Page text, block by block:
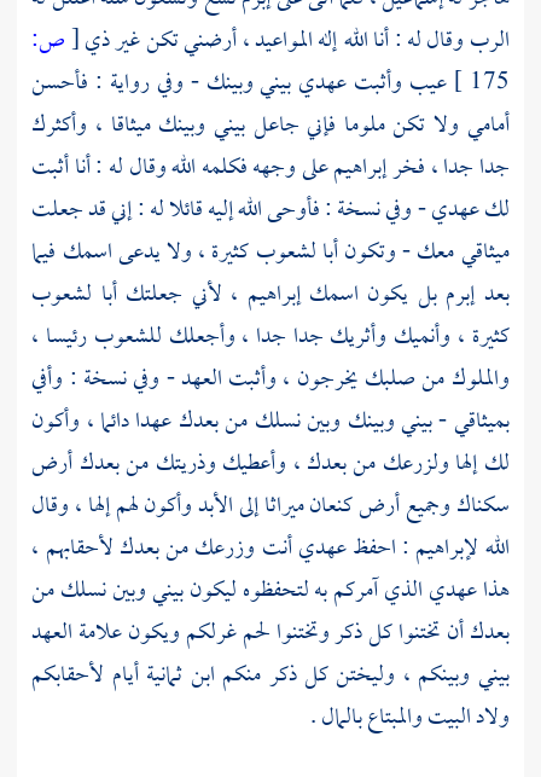
الرب وقال له : أنا الله إله المواعيد ، أرضني تكن غير ذي[ص:
175 ] عيب وأثبت عهدي بيني وبينك - وفي رواية : فأحسن
أمامي ولا تكن ملوما فإني جاعل بيني وبينك ميثاقا ، وأكثرك
جدا جدا ، فخرإبراهيمعلى وجهه فكلمه الله وقال له : أنا أثبت
لك عهدي - وفي نسخة : فأوحى الله إليه قائلا له : إني قد جعلت
ميثاقي معك - وتكون أبا لشعوب كثيرة ، ولا يدعى اسمك فيما
بعدإبرمبل يكون اسمكإبراهيم ، لأني جعلتك أبا لشعوب
كثيرة ، وأنميك وأثريك جدا جدا ، وأجعلك للشعوب رئيسا ،
والملوك من صلبك يخرجون ، وأثبت العهد - وفي نسخة : وأفي
بميثاقي - بيني وبينك وبين نسلك من بعدك عهدا دائما ، وأكون
لك إلها ولزرعك من بعدك ، وأعطيك وذريتك من بعدك أرض
سكناك وجميع أرض كنعان ميراثا إلى الأبد وأكون لهم إلها ، وقال
اللهلإبراهيم : احفظ عهدي أنت وزرعك من بعدك لأحقابهم ،
هذا عهدي الذي آمركم به لتحفظوه ليكون بيني وبين نسلك من
بعدك أن تختنوا كل ذكر وتختنوا لحم غرلكم ويكون علامة العهد
بيني وبينكم ، وليختن كل ذكر منكم ابن ثمانية أيام لأحقابكم
ولاد البيت والمبتاع بالمال .